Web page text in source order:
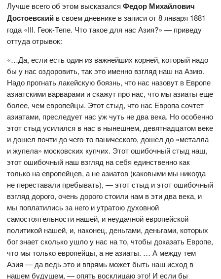
Лучше всего об этом высказалсяФедор Михайлович
Достоевский в своем дневнике в записи от 8 января 1881
года «III. Геок-Тепе. Что такое для нас Азия?» — приведу
оттуда отрывок:
«…Да, если есть один из важнейших корней, который надо
бы у нас оздоровить, так это именно взгляд наш на Азию.
Надо прогнать лакейскую боязнь, что нас назовут в Европе
азиатскими варварами и скажут про нас, что мы азиаты еще
более, чем европейцы. Этот стыд, что нас Европа сочтет
азиатами, преследует нас уж чуть не два века. Но особенно
этот стыд усилился в нас в нынешнем, девятнадцатом веке
и дошел почти до чего-то панического, дошел до «металла
и жупела» московских купчих. Этот ошибочный стыд наш,
этот ошибочный наш взгляд на себя единственно как
только на европейцев, а не азиатов (каковыми мы никогда
не переставали пребывать), — этот стыд и этот ошибочный
взгляд дорого, очень дорого стоили нам в эти два века, и
мы поплатились за него и утратою духовной
самостоятельности нашей, и неудачной европейской
политикой нашей, и, наконец, деньгами, деньгами, которых
бог знает сколько ушло у нас на то, чтобы доказать Европе,
что мы только европейцы, а не азиаты. … А между тем
Азия — да ведь это и впрямь может быть наш исход в
нашем будущем, — опять восклицаю это! И если бы